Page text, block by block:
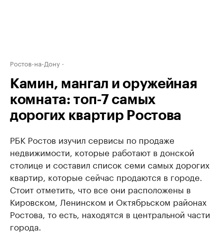
Ростов-на-Дону
Камин, мангал и оружейная
комната: топ-7 самых
дорогих квартир Ростова
РБК Ростов изучил сервисы по продаже
недвижимости, которые работают в донской
столице и составил список семи самых дорогих
квартир, которые сейчас продаются в городе.
Стоит отметить, что все они расположены в
Кировском, Ленинском и Октябрьском районах
Ростова, то есть, находятся в центральной части
города.